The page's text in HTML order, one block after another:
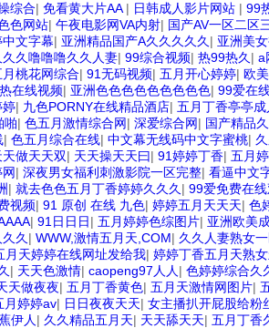
综合| 免看黄大片AA | 日韩成人影片网站 | 99
色网站| 午夜电影网VA内射| 国产AV一区二区
文字幕| 亚洲精品国产A久久久久久 | 亚洲美
久久噜噜噜久久人妻| 99综合视频| 热99热久 | a
月桃花网综合| 91无码视频| 五月开心婷婷| 欧
在线视频| 亚洲色色色色色色色色色| 99爱在
婷| 九色PORNY在线精品酒店| 五月丁香亭亭
啪| 色五月激情综合网| 深爱综合网| 国产精品
| 色五月综合在线| 中文幕无线码中文字蜜桃|
天做天天双| 天天操天天曰| 91婷婷丁香| 五月
| 深夜男女福利刺激影院一区完整| 看逼中文
| 就去色色五月丁香婷婷久久久 | 99爱免费在
视频| 91 原创 在线 九色| 婷婷五月天天天| 色
| 91日日日| 五月婷婷色综图片| 亚洲欧美
久 | WWW,激情五月天,COM| 久久人妻熟女
月天婷婷在线网址发给我| 婷婷丁香五月天熟
| 天天色激情| caopeng97人人 | 色婷婷综合久
天做夜夜| 五月丁香黄色| 五月天激情网图片|
月婷婷av| 日日夜夜天天| 女主播扒开屁股给粉
伊人 | 久久精品五月天| 天天舔天天| 五月丁香